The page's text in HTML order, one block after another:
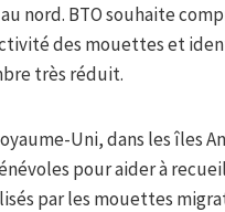
nord. BTO souhaite
des mouettes et
très réduit.
Uni, dans les îles
pour aider à
par les mouettes